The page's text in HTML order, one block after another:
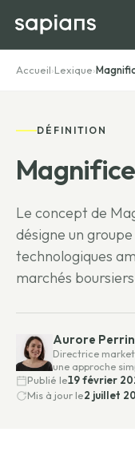
Accueil›Lexique›
DÉFINITION
Le concept de
désigne un
technologiques
marchés
Aurore Perrin
Directrice
une approche
Publié le19 février
Mis à jour le2 juillet